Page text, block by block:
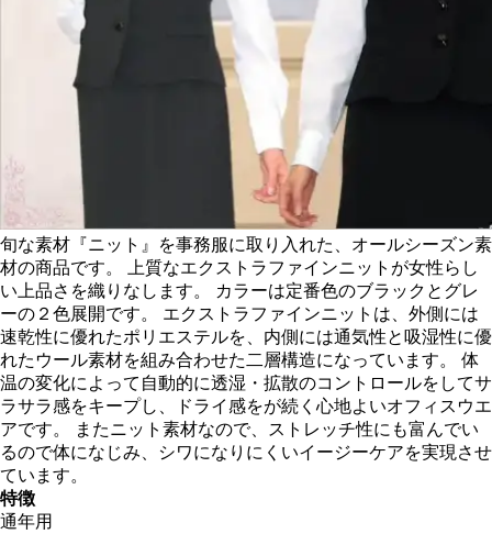
旬な素材『ニット』を事務服に取り入れた、オールシーズン素
材の商品です。 上質なエクストラファインニットが女性らし
い上品さを織りなします。 カラーは定番色のブラックとグレ
ーの２色展開です。 エクストラファインニットは、外側には
速乾性に優れたポリエステルを、内側には通気性と吸湿性に優
れたウール素材を組み合わせた二層構造になっています。 体
温の変化によって自動的に透湿・拡散のコントロールをしてサ
ラサラ感をキープし、ドライ感をが続く心地よいオフィスウエ
アです。 またニット素材なので、ストレッチ性にも富んでい
るので体になじみ、シワになりにくいイージーケアを実現させ
ています。
特徴
通年用